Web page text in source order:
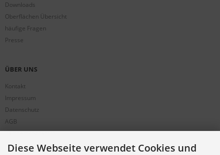
Downloads
Oberflächen Übersicht
häufige Fragen
Presse
ÜBER UNS
Kontakt
Impressum
Datenschutz
AGB
Partnerprogramm
Cookie Einstellungen
Diese Webseite verwendet Cookies und